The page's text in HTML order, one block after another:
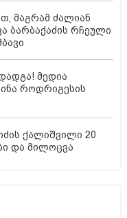
მაგრამ ძალიან
ბარბაქაძის რჩეული
მედია
როდრიგესის
ქალიშვილი 20
და მილოცვა